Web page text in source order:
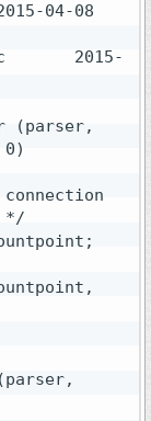
04-08
2015-
0)
*/